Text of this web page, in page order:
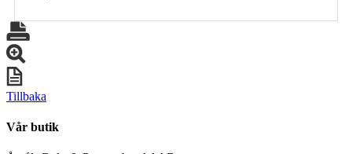
Tillbaka
Vår butik